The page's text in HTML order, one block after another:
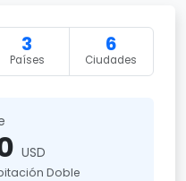
3
Países
6
Ciudades
USD
Doble